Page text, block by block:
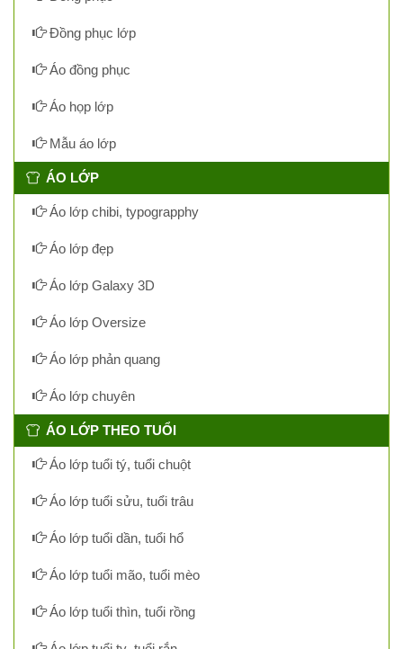
Đồng phục lớp
Áo đồng phục
Áo họp lớp
Mẫu áo lớp
ÁO LỚP
Áo lớp chibi, typograpphy
Áo lớp đẹp
Áo lớp Galaxy 3D
Áo lớp Oversize
Áo lớp phản quang
Áo lớp chuyên
ÁO LỚP THEO TUỔI
Áo lớp tuổi tý, tuổi chuột
Áo lớp tuổi sửu, tuổi trâu
Áo lớp tuổi dần, tuổi hổ
Áo lớp tuổi mão, tuổi mèo
Áo lớp tuổi thìn, tuổi rồng